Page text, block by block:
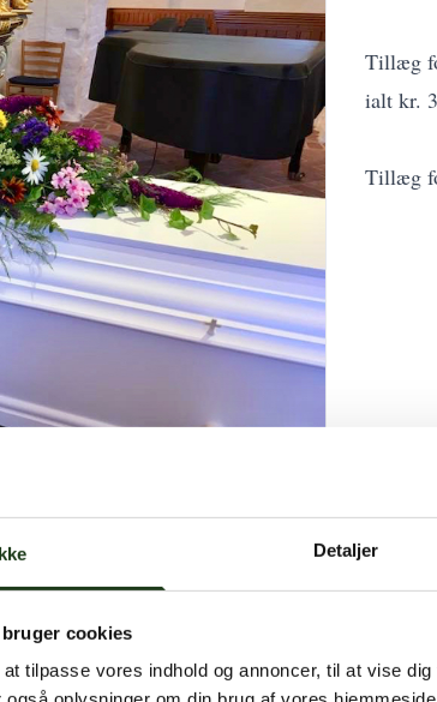
Detaljer
cookies
tilpasse vores indhold og annoncer, til at vise
Tillæg
ialt kr.
Tillæg
Signe